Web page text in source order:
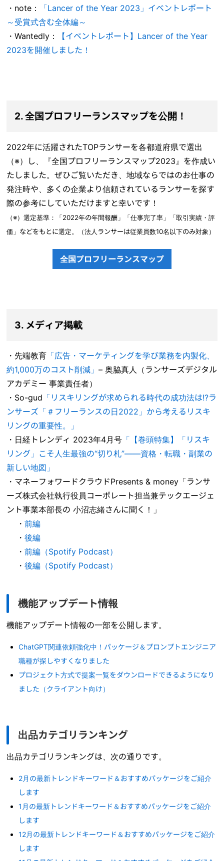
・note：
「Lancer of the Year 2023」イベントレポート
～受賞式含む全体編～
・Wantedly：
【イベントレポート】Lancer of the Year
2023を開催しました！
2. 全国プロフリーランスマップを公開！
2022年に活躍されたTOPランサーを各都道府県で選出
（※）し、『全国プロフリーランスマップ2023』を作成い
たしました。ぜひご覧いただき、地域ならではのお仕事の
発注時や、多くの企業より信頼されているランサーを探す
際の参考にしていただけますと幸いです！
（※）選定基準：「2022年の年間報酬」「仕事完了率」「取引実績・評
価」などをもとに選定。（法人ランサーは従業員数10名以下のみ対象）
全国プロフリーランスマップ
3. メディア掲載
・先端教育 「広告・マーケティングを学び業務を内製化、
約1,000万のコスト削減」– 奥脇真人（ランサーズデジタル
アカデミー 事業責任者）
・So-gud 「リスキリングが求められる時代の成功法は!?ラ
ンサーズ「＃フリーランスの日2022」から考えるリスキ
リングの重要性。」
・日経トレンディ 2023年4月号 「【巻頭特集】「リスキ
リング」こそ人生最強の“切り札”――資格・転職・副業の
新しい地図」
・マネーフォワードクラウドPresents & money「ランサ
ーズ株式会社執行役員コーポレート担当兼テックエージェ
ント事業本部長の 小沼志緒さんに聞く！」
・前編
・後編
・前編（Spotify Podcast）
・後編（Spotify Podcast）
機能アップデート情報
機能アップデート情報の一部を公開します。
ChatGPT関連依頼強化中！パッケージ＆プロンプトエンジニア
職種が探しやすくなりました
プロジェクト方式で提案一覧をダウンロードできるようになり
ました（クライアント向け）
出品カテゴリランキング
出品カテゴリランキングは、次の通りです。
2月の最新トレンドキーワード＆おすすめパッケージをご紹介
します
1月の最新トレンドキーワード＆おすすめパッケージをご紹介
します
12月の最新トレンドキーワード＆おすすめパッケージをご紹介
します